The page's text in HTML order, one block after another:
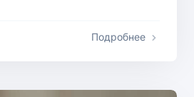
Подробнее